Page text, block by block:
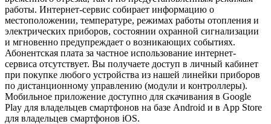
работы. Интернет-сервис собирает информацию о
местоположении, температуре, режимах работы отопления и
электрических приборов, состоянии охранной сигнализации
и мгновенно предупреждает о возникающих событиях.
Абонентская плата за частное использование интернет-
сервиса отсутствует. Вы получаете доступ в личный кабинет
при покупке любого устройства из нашей линейки приборов
по дистанционному управлению (модули и контроллеры).
Мобильное приложение доступно для скачивания в Google
Play для владельцев смартфонов на базе Android и в App Store
для владельцев смартфонов iOS.